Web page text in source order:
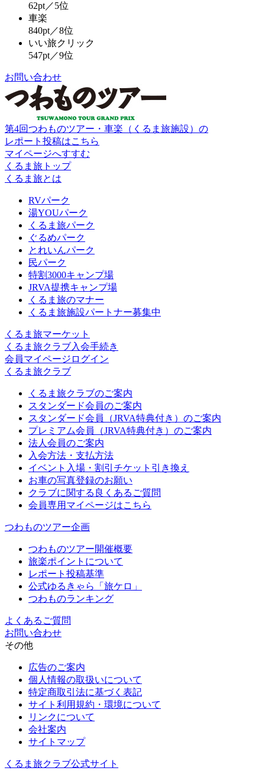
62pt／5位
車楽
840pt／8位
いい旅クリック
547pt／9位
お問い合わせ
第4回つわものツアー・車楽（くるま旅施設）の
レポート投稿はこちら
マイページへすすむ
くるま旅トップ
くるま旅とは
RVパーク
湯YOUパーク
くるま旅パーク
ぐるめパーク
とれいんパーク
民パーク
特割3000キャンプ場
JRVA提携キャンプ場
くるま旅のマナー
くるま旅施設パートナー募集中
くるま旅マーケット
くるま旅クラブ入会手続き
会員マイページログイン
くるま旅クラブ
くるま旅クラブのご案内
スタンダード会員のご案内
スタンダード会員（JRVA特典付き）のご案内
プレミアム会員（JRVA特典付き）のご案内
法人会員のご案内
入会方法・支払方法
イベント入場・割引チケット引き換え
お車の写真登録のお願い
クラブに関する良くあるご質問
会員専用マイページはこちら
つわものツアー企画
つわものツアー開催概要
旅楽ポイントについて
レポート投稿基準
公式ゆるきゃら「旅ケロ」
つわものランキング
よくあるご質問
お問い合わせ
その他
広告のご案内
個人情報の取扱いについて
特定商取引法に基づく表記
サイト利用規約・環境について
リンクについて
会社案内
サイトマップ
くるま旅クラブ公式サイト